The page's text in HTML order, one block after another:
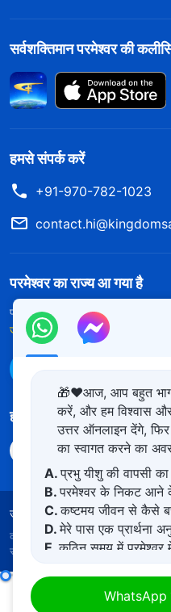
सर्वशक्तिमान परमेश्वर की
हमसे संपर्क करें
+91-970-782-1023
परमेश्वर का राज्य आ गया है
परमेश्वर का राज्य पृथ्वी पर आ गया है!
जानें
हमारा अनुसरण करें
उपयोग की शर्तें गोपनीयता नीत
कॉपीराइट © 2026 सर्वशक्तिमान
सुरक्षित।
🎁❤️आज, आप बहुत
करें, और हम विश्वास
उत्तर ऑनलाइन देंगे,
का स्वागत करने का
A.प्रभु यीशु की वापसी
B.परमेश्वर के निकट आने
C.कष्टमय जीवन से कैसे
D.मेरे पास एक प्रार्थना
E.कठिन समय में परमेश्वर
WhatsApp